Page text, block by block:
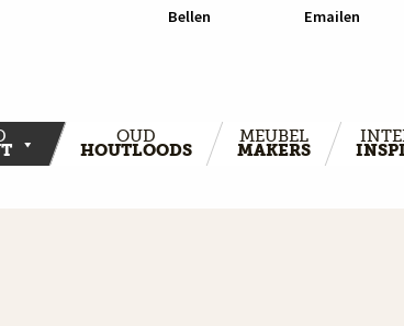
Bellen Emailen
OUD
HOUTLOODS
MEUBEL
MAKERS